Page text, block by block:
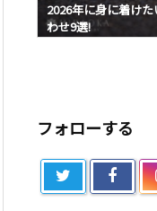
2026年に身に着け
わせ9選!
フォローする